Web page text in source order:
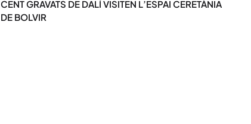
CENT GRAVATS DE DALÍ VISITEN L’ESPAI CERETÀNIA
DE BOLVIR